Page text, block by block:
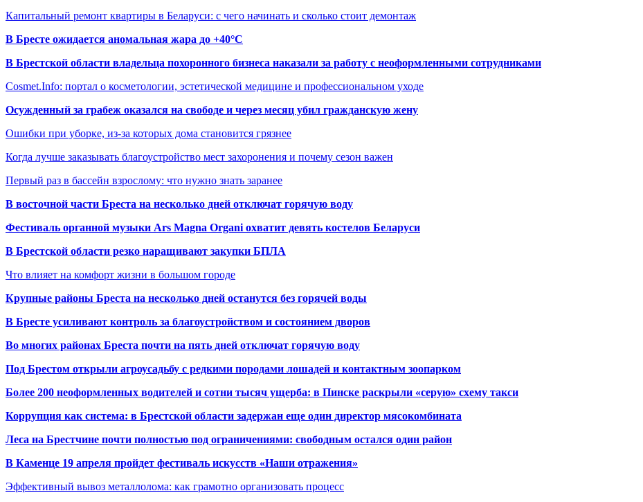
Капитальный ремонт квартиры в Беларуси: с чего начинать и сколько стоит демонтаж
В Бресте ожидается аномальная жара до +40°C
В Брестской области владельца похоронного бизнеса наказали за работу с неоформленными сотрудниками
Cosmet.Info: портал о косметологии, эстетической медицине и профессиональном уходе
Осужденный за грабеж оказался на свободе и через месяц убил гражданскую жену
Ошибки при уборке, из-за которых дома становится грязнее
Когда лучше заказывать благоустройство мест захоронения и почему сезон важен
Первый раз в бассейн взрослому: что нужно знать заранее
В восточной части Бреста на несколько дней отключат горячую воду
Фестиваль органной музыки Ars Magna Organi охватит девять костелов Беларуси
В Брестской области резко наращивают закупки БПЛА
Что влияет на комфорт жизни в большом городе
Крупные районы Бреста на несколько дней останутся без горячей воды
В Бресте усиливают контроль за благоустройством и состоянием дворов
Во многих районах Бреста почти на пять дней отключат горячую воду
Под Брестом открыли агроусадьбу с редкими породами лошадей и контактным зоопарком
Более 200 неоформленных водителей и сотни тысяч ущерба: в Пинске раскрыли «серую» схему такси
Коррупция как система: в Брестской области задержан еще один директор мясокомбината
Леса на Брестчине почти полностью под ограничениями: свободным остался один район
В Каменце 19 апреля пройдет фестиваль искусств «Наши отражения»
Эффективный вывоз металлолома: как грамотно организовать процесс